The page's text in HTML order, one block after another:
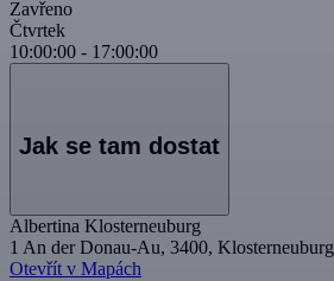
Zavřeno
Čtvrtek
10:00:00 - 17:00:00
Jak se tam dostat
Albertina Klosterneuburg
1 An der Donau-Au, 3400, Klosterneuburg
Otevřít v Mapách